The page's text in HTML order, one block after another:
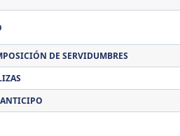
DE SERVIDUMBRES